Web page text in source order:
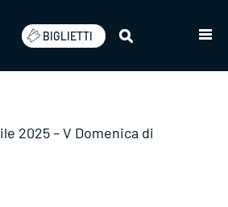
BIGLIETTI
2025 – V Domenica di